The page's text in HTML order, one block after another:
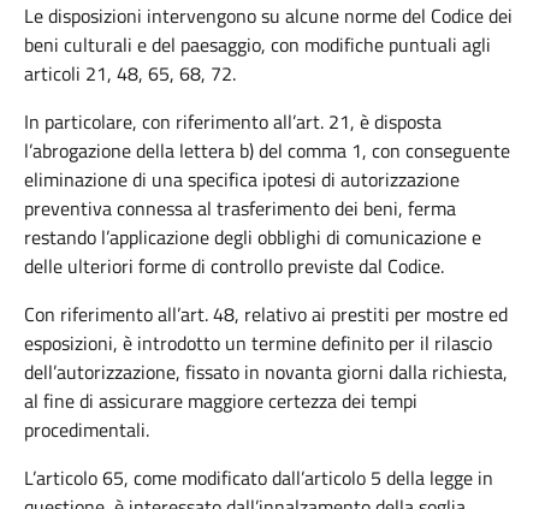
Le disposizioni intervengono su alcune norme del Codice dei
beni culturali e del paesaggio, con modifiche puntuali agli
articoli 21, 48, 65, 68, 72.
In particolare, con riferimento all’art. 21, è disposta
l’abrogazione della lettera b) del comma 1, con conseguente
eliminazione di una specifica ipotesi di autorizzazione
preventiva connessa al trasferimento dei beni, ferma
restando l’applicazione degli obblighi di comunicazione e
delle ulteriori forme di controllo previste dal Codice.
Con riferimento all’art. 48, relativo ai prestiti per mostre ed
esposizioni, è introdotto un termine definito per il rilascio
dell’autorizzazione, fissato in novanta giorni dalla richiesta,
al fine di assicurare maggiore certezza dei tempi
procedimentali.
L’articolo 65, come modificato dall’articolo 5 della legge in